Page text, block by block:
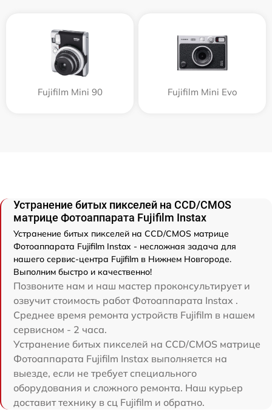
Fujifilm Mini 90 Fujifilm Mini Evo
Устранение битых пикселей на CCD/CMOS
матрице Фотоаппарата Fujifilm Instax
Устранение битых пикселей на CCD/CMOS матрице
Фотоаппарата Fujifilm Instax - несложная задача для
нашего сервис-центра Fujifilm в Нижнем Новгороде.
Выполним быстро и качественно!
Позвоните нам и наш мастер проконсультирует и
озвучит стоимость работ Фотоаппарата Instax .
Среднее время ремонта устройств Fujifilm в нашем
сервисном - 2 часа.
Устранение битых пикселей на CCD/CMOS матрице
Фотоаппарата Fujifilm Instax выполняется на
выезде, если не требует специального
оборудования и сложного ремонта. Наш курьер
доставит технику в сц Fujifilm и обратно.